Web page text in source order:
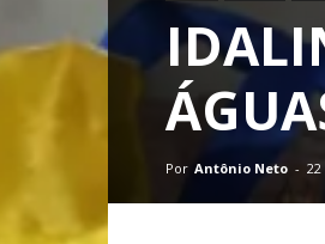
Por Antônio Neto -